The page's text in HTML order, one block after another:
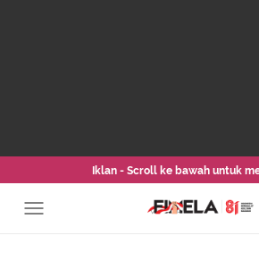
Iklan - Scroll ke bawah untuk